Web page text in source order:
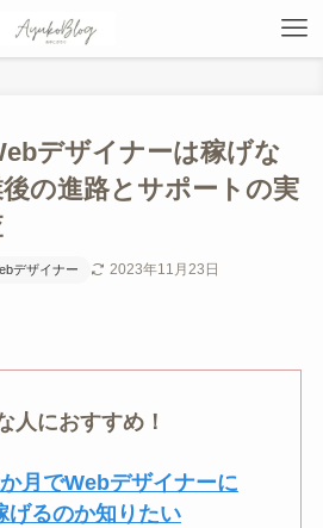
デザイナーは稼げな
の進路とサポートの実
デザイナー 2023年11月23日
人におすすめ！
月でWebデザイナーに
げるのか知りたい